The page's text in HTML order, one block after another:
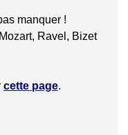
manquer !
Ravel, Bizet
cette page.